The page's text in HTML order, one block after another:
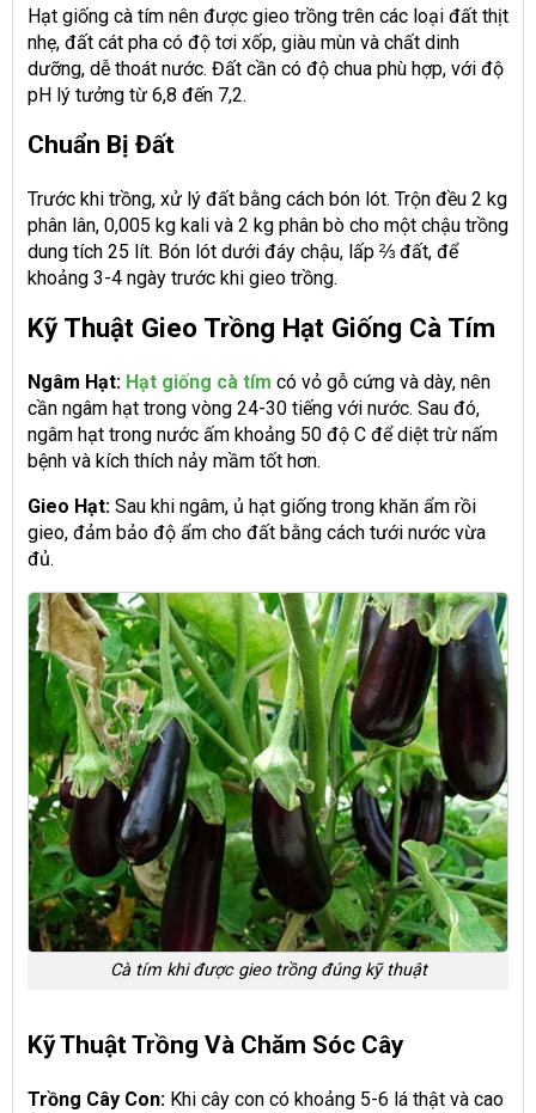
Hạt giống cà tím nên được gieo trồng trên các loại đất thịt
nhẹ, đất cát pha có độ tơi xốp, giàu mùn và chất dinh
dưỡng, dễ thoát nước. Đất cần có độ chua phù hợp, với độ
pH lý tưởng từ 6,8 đến 7,2.
Chuẩn Bị Đất
Trước khi trồng, xử lý đất bằng cách bón lót. Trộn đều 2 kg
phân lân, 0,005 kg kali và 2 kg phân bò cho một chậu trồng
dung tích 25 lít. Bón lót dưới đáy chậu, lấp ⅔ đất, để
khoảng 3-4 ngày trước khi gieo trồng.
Kỹ Thuật Gieo Trồng Hạt Giống Cà Tím
Ngâm Hạt: Hạt giống cà tím có vỏ gỗ cứng và dày, nên
cần ngâm hạt trong vòng 24-30 tiếng với nước. Sau đó,
ngâm hạt trong nước ấm khoảng 50 độ C để diệt trừ nấm
bệnh và kích thích nảy mầm tốt hơn.
Gieo Hạt: Sau khi ngâm, ủ hạt giống trong khăn ẩm rồi
gieo, đảm bảo độ ẩm cho đất bằng cách tưới nước vừa
đủ.
Cà tím khi được gieo trồng đúng kỹ thuật
Kỹ Thuật Trồng Và Chăm Sóc Cây
Trồng Cây Con: Khi cây con có khoảng 5-6 lá thật và cao